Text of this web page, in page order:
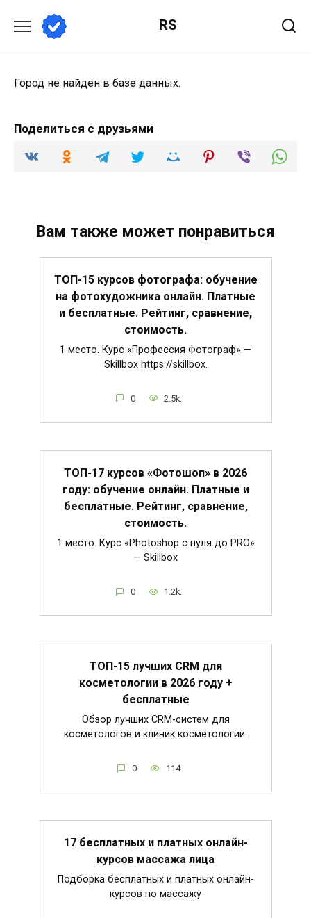
содержанию
RS
Город не найден в базе данных.
Поделиться с друзьями
Вам также может понравиться
ТОП-15 курсов фотографа: обучение
на фотохудожника онлайн. Платные
и бесплатные. Рейтинг, сравнение,
стоимость.
1 место. Курс «Профессия Фотограф» —
Skillbox https://skillbox.
0 2.5k.
ТОП-17 курсов «Фотошоп» в 2026
году: обучение онлайн. Платные и
бесплатные. Рейтинг, сравнение,
стоимость.
1 место. Курс «Photoshop с нуля до PRO»
— Skillbox
0 1.2k.
ТОП-15 лучших CRM для
косметологии в 2026 году +
бесплатные
Обзор лучших CRM-систем для
косметологов и клиник косметологии.
0 114
17 бесплатных и платных онлайн-
курсов массажа лица
Подборка бесплатных и платных онлайн-
курсов по массажу